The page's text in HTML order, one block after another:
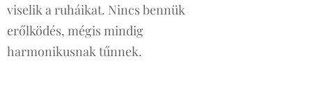
viselik a ruháikat. Nincs bennük
erőlködés, mégis mindig
harmonikusnak tűnnek.